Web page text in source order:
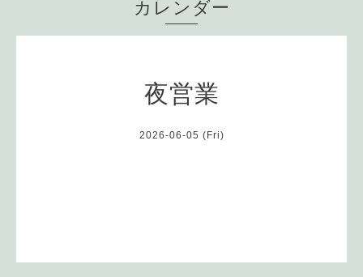
カレンダー
夜営業
2026-06-05 (Fri)